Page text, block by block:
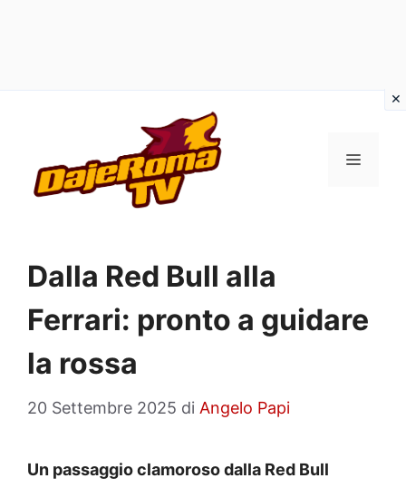
contenuto
MENU
Dalla Red Bull alla
Ferrari: pronto a guidare
la rossa
20 Settembre 2025 di Angelo Papi
Un passaggio clamoroso dalla Red Bull